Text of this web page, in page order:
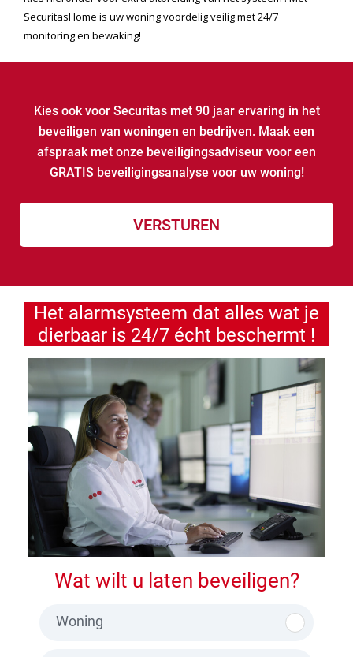
Kies ook voor Securitas met 90 jaar ervaring in het
beveiligen van woningen en bedrijven. Maak een
afspraak met onze beveiligingsadviseur voor een
GRATIS beveiligingsanalyse voor uw woning!
VERSTUREN
Het alarmsysteem dat alles wat je
dierbaar is 24/7 écht beschermt !
Wat wilt u laten beveiligen?
Woning